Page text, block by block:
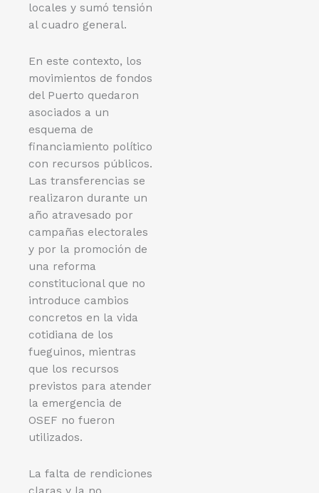
locales y sumó tensión
al cuadro general.
En este contexto, los
movimientos de fondos
del Puerto quedaron
asociados a un
esquema de
financiamiento político
con recursos públicos.
Las transferencias se
realizaron durante un
año atravesado por
campañas electorales
y por la promoción de
una reforma
constitucional que no
introduce cambios
concretos en la vida
cotidiana de los
fueguinos, mientras
que los recursos
previstos para atender
la emergencia de
OSEF no fueron
utilizados.
La falta de rendiciones